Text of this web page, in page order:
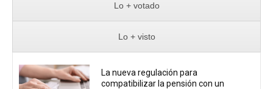
Lo + votado
Lo + visto
La nueva regulación para
compatibilizar la pensión con un